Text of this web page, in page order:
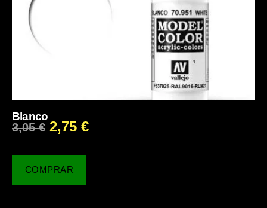
Blanco
3,05€ 2,75 €
COMPRAR